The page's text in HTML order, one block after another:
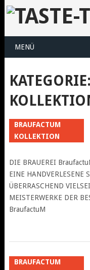
MENÜ
KATEGORIE:
BRAUFACTUM
KOLLEKTION
DIE BRAUEREI
EINE HANDVERLESENE
ÜBERRASCHEND
MEISTERWERKE DER
BraufactuM
BRAUFACTUM